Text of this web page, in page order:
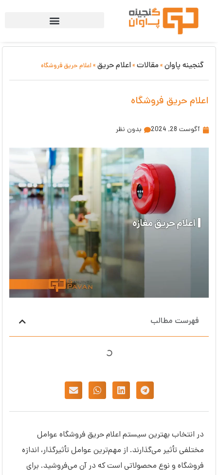
گنجینه پاوان» مقالات»اعلام حریق» اعلام حریق فروشگاه
اعلام حریق فروشگاه
آگوست 28, 2024 بدون نظر
فهرست مطالب
در انتخاب بهترین سیستم اعلام حریق فروشگاه عوامل
مختلفی تأثیر می‌گذارند. از مهم‌ترین عوامل تأثیرگذار، اندازه
فروشگاه و نوع محصولاتی است که در آن می‌فروشید. برای